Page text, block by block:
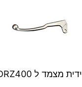
ידית מצמד ל DRZ400